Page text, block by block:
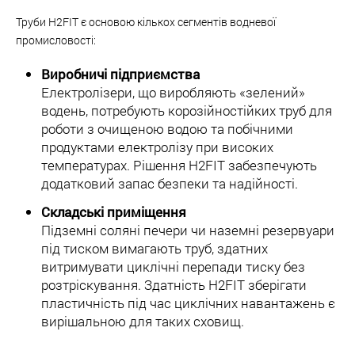
Труби H2FIT є основою кількох сегментів водневої
промисловості:
Виробничі підприємства
Електролізери, що виробляють «зелений»
водень, потребують корозійностійких труб для
роботи з очищеною водою та побічними
продуктами електролізу при високих
температурах. Рішення H2FIT забезпечують
додатковий запас безпеки та надійності.
Складські приміщення
Підземні соляні печери чи наземні резервуари
під тиском вимагають труб, здатних
витримувати циклічні перепади тиску без
розтріскування. Здатність H2FIT зберігати
пластичність під час циклічних навантажень є
вирішальною для таких сховищ.